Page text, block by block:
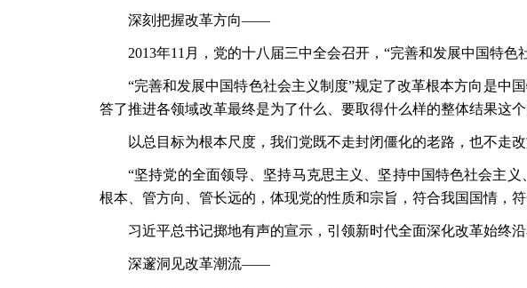
深刻把握改革方向——
2013年11月，党的十八届三中全会召开，“完善和发展中国特
“完善和发展中国特色社会主义制度”规定了改革根本方向是中
答了推进各领域改革最终是为了什么、要取得什么样的整体结果这个
以总目标为根本尺度，我们党既不走封闭僵化的老路，也不走
“坚持党的全面领导、坚持马克思主义、坚持中国特色社会主
根本、管方向、管长远的，体现党的性质和宗旨，符合我国国情，
习近平总书记掷地有声的宣示，引领新时代全面深化改革始终沿
深邃洞见改革潮流——